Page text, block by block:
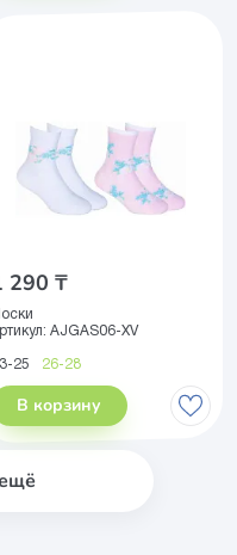
290 ₸
AJGAS06-XV
25 26-28
В корзину